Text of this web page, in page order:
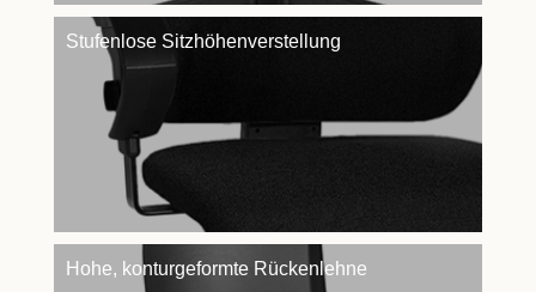
Stufenlose Sitzhöhenverstellung
Hohe, konturgeformte Rückenlehne